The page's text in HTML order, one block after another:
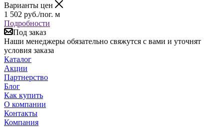
Варианты цен
1 502 руб./пог. м
Подробности
Под заказ
Наши менеджеры обязательно свяжутся с вами и уточнят
условия заказа
Каталог
Акции
Партнерство
Блог
Как купить
О компании
Контакты
Компания